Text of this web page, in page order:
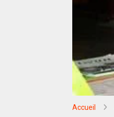
Accueil